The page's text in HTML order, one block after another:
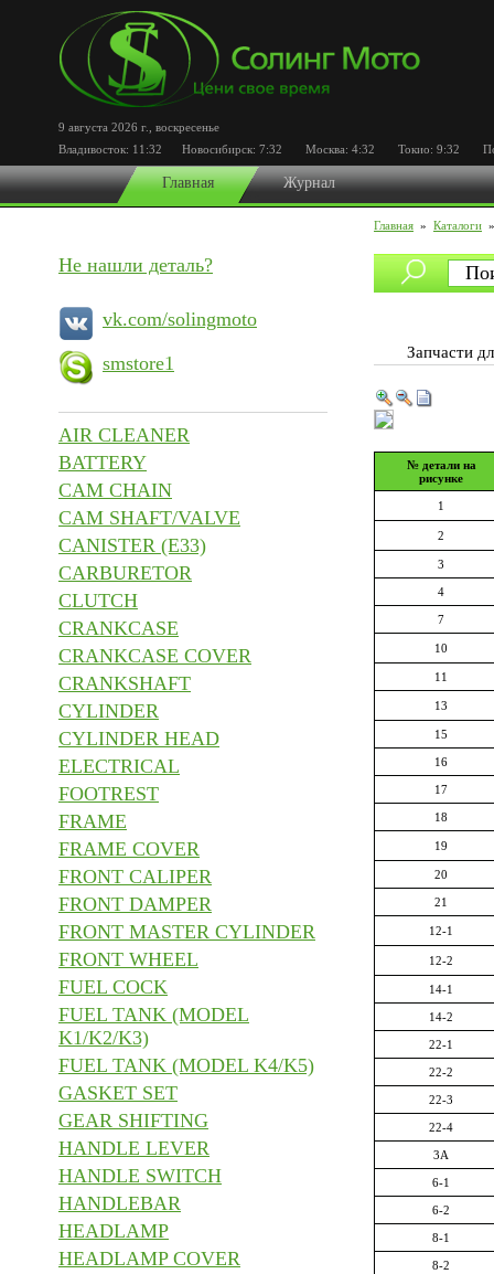
9 августа 2026 г.
воскресенье
Владивосток: 11:32 Новосибирск: 7:32 Москва: 4:32 Токио: 9:32
Главная Журнал
Главная » Каталоги
Не нашли деталь?
vk.com/solingmoto
smstore1
AIR CLEANER
BATTERY
CAM CHAIN
CAM SHAFT/VALVE
CANISTER (E33)
CARBURETOR
CLUTCH
CRANKCASE
CRANKCASE COVER
CRANKSHAFT
CYLINDER
CYLINDER HEAD
ELECTRICAL
FOOTREST
FRAME
FRAME COVER
FRONT CALIPER
FRONT DAMPER
FRONT MASTER CYLINDER
FRONT WHEEL
FUEL COCK
FUEL TANK (MODEL
K1/K2/K3)
FUEL TANK (MODEL K4/K5)
GASKET SET
GEAR SHIFTING
HANDLE LEVER
HANDLE SWITCH
HANDLEBAR
HEADLAMP
HEADLAMP COVER
Запчасти
№ детали на
рисунке
1
2
3
4
7
10
11
13
15
16
17
18
19
20
21
12-1
12-2
14-1
14-2
22-1
22-2
22-3
22-4
3A
6-1
6-2
8-1
8-2